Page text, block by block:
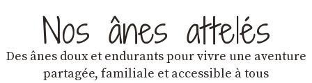
Nos ânes attelés
Des ânes doux et endurantspour vivre une aventure
partagée, familiale et accessible à tous